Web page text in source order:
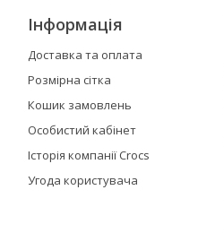
Інформація
Доставка та оплата
Розмірна сітка
Кошик замовлень
Особистий кабінет
Історія компанії Crocs
Угода користувача